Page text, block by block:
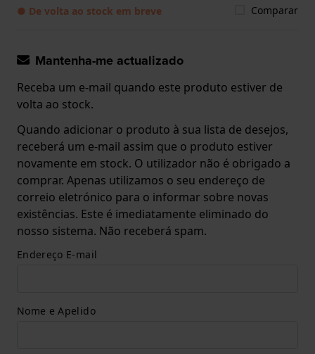
● De volta ao stock em breve Comparar
Mantenha-me actualizado
Receba um e-mail quando este produto estiver de
volta ao stock.
Quando adicionar o produto à sua lista de desejos,
receberá um e-mail assim que o produto estiver
novamente em stock. O utilizador não é obrigado a
comprar. Apenas utilizamos o seu endereço de
correio eletrónico para o informar sobre novas
existências. Este é imediatamente eliminado do
nosso sistema. Não receberá spam.
Endereço E-mail
Nome e Apelido